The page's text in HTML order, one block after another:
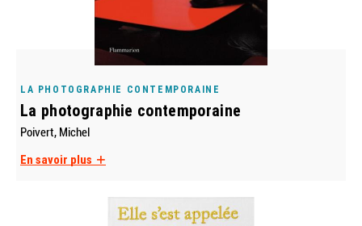
LA PHOTOGRAPHIE CONTEMPORAINE
La photographie contemporaine
Poivert, Michel
En savoir plus